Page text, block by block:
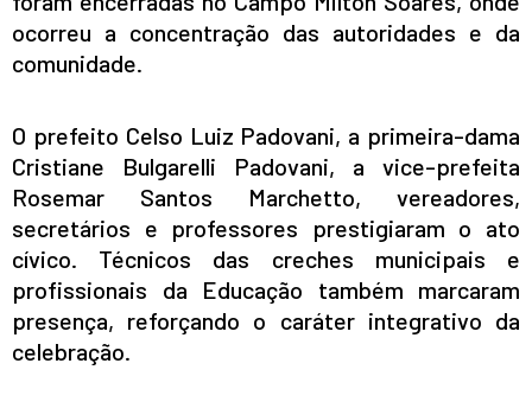
ocorreu a concentração das autoridades e da
comunidade.
O prefeito Celso Luiz Padovani, a primeira-dama
Cristiane Bulgarelli Padovani, a vice-prefeita
Rosemar Santos Marchetto, vereadores,
secretários e professores prestigiaram o ato
cívico. Técnicos das creches municipais e
profissionais da Educação também marcaram
presença, reforçando o caráter integrativo da
celebração.